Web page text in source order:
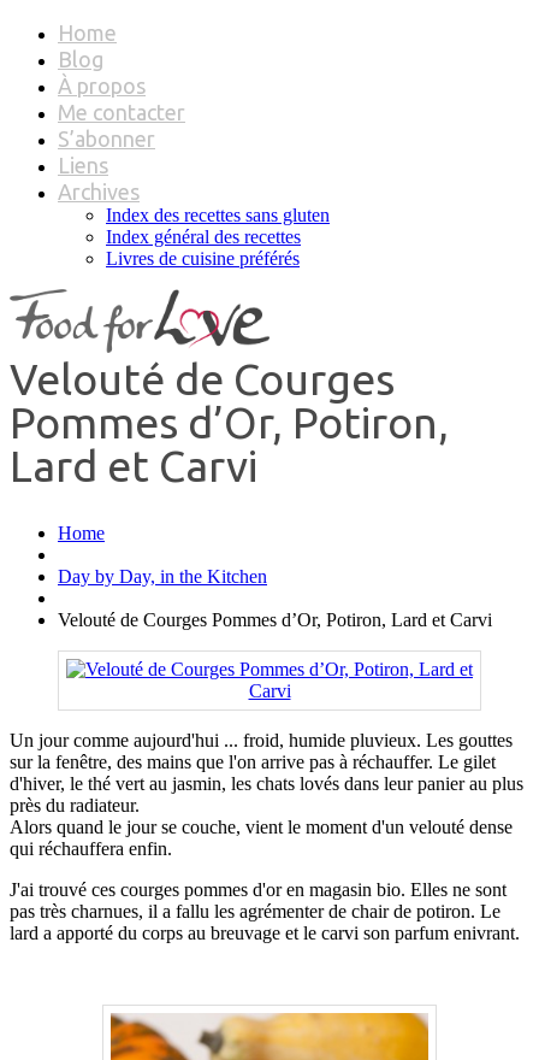
Home
Blog
À propos
Me contacter
S’abonner
Liens
Archives
Index des recettes sans gluten
Index général des recettes
Livres de cuisine préférés
Velouté de Courges
Pommes d’Or, Potiron,
Lard et Carvi
Home
Day by Day, in the Kitchen
Velouté de Courges Pommes d’Or, Potiron, Lard et Carvi
Un jour comme aujourd'hui ... froid, humide pluvieux. Les gouttes
sur la fenêtre, des mains que l'on arrive pas à réchauffer. Le gilet
d'hiver, le thé vert au jasmin, les chats lovés dans leur panier au plus
près du radiateur.
Alors quand le jour se couche, vient le moment d'un velouté dense
qui réchauffera enfin.
J'ai trouvé ces courges pommes d'or en magasin bio. Elles ne sont
pas très charnues, il a fallu les agrémenter de chair de potiron. Le
lard a apporté du corps au breuvage et le carvi son parfum enivrant.